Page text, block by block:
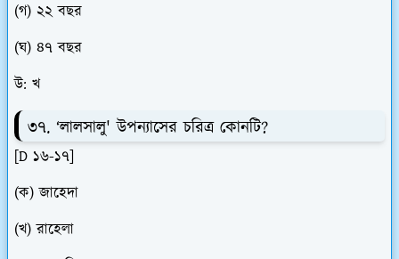
(গ) ২২ বছর
(ঘ) ৪৭ বছর
উ: খ
৩৭. ‘লালসালু' উপন্যাসের চরিত্র কোনটি?
[D ১৬-১৭]
(ক) জাহেদা
(খ) রাহেলা